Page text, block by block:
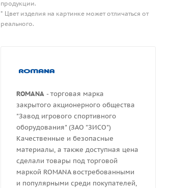
продукции.
* Цвет изделия на картинке может отличаться от
реального.
ROMANA - торговая марка
закрытого акционерного общества
"Завод игрового спортивного
оборудования" (ЗАО "ЗИСО")
Качественные и безопасные
материалы, а также доступная цена
сделали товары под торговой
маркой ROMANA востребованными
и популярными среди покупателей,